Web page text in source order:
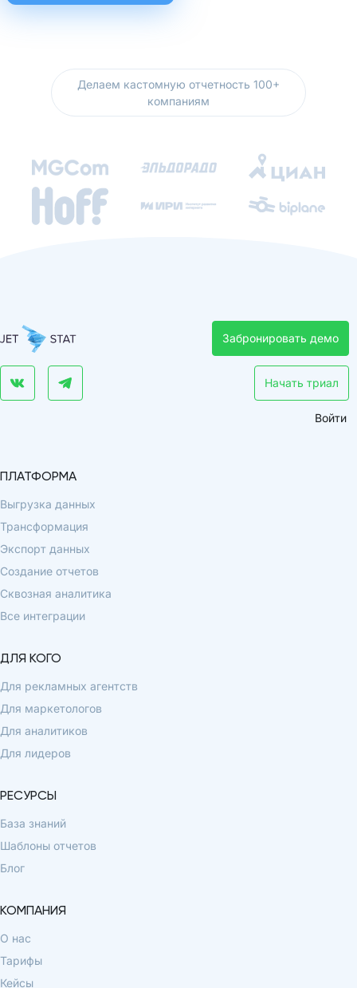
Делаем кастомную отчетность 100+
компаниям
Забронировать демо
Начать триал
Войти
ПЛАТФОРМА
Выгрузка данных
Трансформация
Экспорт данных
Создание отчетов
Сквозная аналитика
Все интеграции
ДЛЯ КОГО
Для рекламных агентств
Для маркетологов
Для аналитиков
Для лидеров
РЕСУРСЫ
База знаний
Шаблоны отчетов
Блог
КОМПАНИЯ
О нас
Тарифы
Кейсы